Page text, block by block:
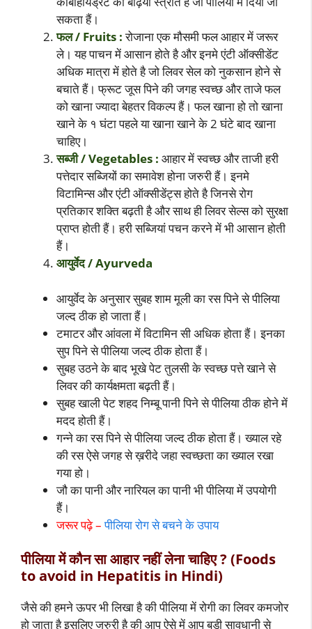
सकता हैं।
फल / Fruits :रोजाना एक मौसमी फल आहार में जरूर
ले। यह पाचन में आसान होते है और इनमे एंटी ऑक्सीडेंट
अधिक मात्रा में होते है जो लिवर सेल को नुकसान होने से
बचाते हैं। फ्रूट जूस पिने की जगह स्वच्छ और ताजे फल
को खाना ज्यादा बेहतर विकल्प हैं। फल खाना हो तो खाना
खाने के १ घंटा पहले या खाना खाने के 2 घंटे बाद खाना
चाहिए।
सब्जी / Vegetables : आहार में स्वच्छ और ताजी हरी
पत्तेदार सब्जियों का समावेश होना जरुरी हैं। इनमे
विटामिन्स और एंटी ऑक्सीडेंट्स होते है जिनसे रोग
प्रतिकार शक्ति बढ़ती है और साथ ही लिवर सेल्स को सुरक्षा
प्राप्त होती हैं। हरी सब्जियां पचन करने में भी आसान होती
हैं।
आयुर्वेद / Ayurveda
आयुर्वेद के अनुसार सुबह शाम मूली का रस पिने से पीलिया
जल्द ठीक हो जाता हैं।
टमाटर और आंवला में विटामिन सी अधिक होता हैं। इनका
सुप पिने से पीलिया जल्द ठीक होता हैं।
सुबह उठने के बाद भूखे पेट तुलसी के स्वच्छ पत्ते खाने से
लिवर की कार्यक्षमता बढ़ती हैं।
सुबह खाली पेट शहद निम्बू पानी पिने से पीलिया ठीक होने में
मदद होती हैं।
गन्ने का रस पिने से पीलिया जल्द ठीक होता हैं। ख्याल रहे
की रस ऐसे जगह से ख़रीदे जहा स्वच्छता का ख्याल रखा
गया हो।
जौ का पानी और नारियल का पानी भी पीलिया में उपयोगी
हैं।
जरूर पढ़े – पीलिया रोग से बचने के उपाय
पीलिया में कौन सा आहार नहीं लेना चाहिए ? (Foods
to avoid in Hepatitis in Hindi)
जैसे की हमने ऊपर भी लिखा है की पीलिया में रोगी का लिवर कमजोर
हो जाता है इसलिए जरुरी है की आप ऐसे में आप बड़ी सावधानी से